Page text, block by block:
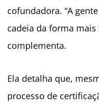
cofundadora. “A
cadeia da forma mais
complementa.
Ela detalha que,
processo de